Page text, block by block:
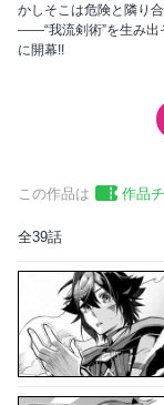
かしそこは危険と隣り
――“我流剣術”を生み出
に開幕!!
この作品は 作品
全39話